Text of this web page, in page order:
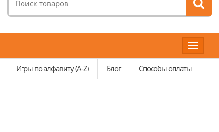
товаров:
Toggle
Игры по алфавиту (A-Z)
Блог Способы оплаты